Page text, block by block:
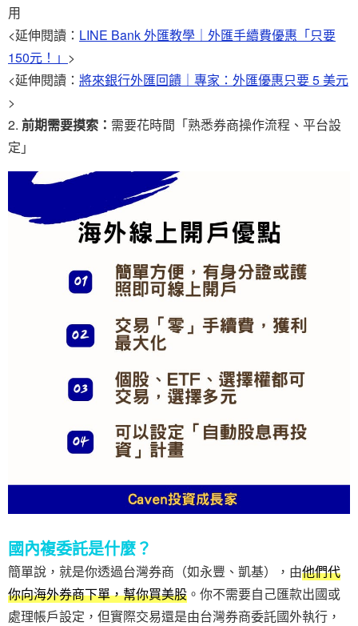
用
<延伸閱讀： LINE Bank 外匯教學｜外匯手續費優惠「只要
150元！」 >
<延伸閱讀： 將來銀行外匯回饋｜專家：外匯優惠只要 5 美元
>
前期需要摸索： 需要花時間「熟悉券商操作流程、平台設
定」
國內複委託是什麼？
簡單說，就是你透過台灣券商（如永豐、凱基），由他們代
你向海外券商下單，幫你買美股 。你不需要自己匯款出國或
處理帳戶設定，但實際交易還是由台灣券商委託國外執行，